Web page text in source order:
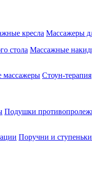
кресла Массажеры
стола Массажные
массажеры Стоун-терапия
Подушки
Поручни и